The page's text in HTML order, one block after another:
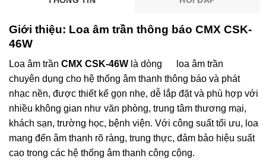
Giới thiệu: Loa âm trần thông báo CMX CSK-
46W
Loa âm trần CMX CSK-46W là dòng
loa âm trần
chuyên dụng cho hệ thống âm thanh thông báo và phát
nhạc nền, được thiết kế gọn nhẹ, dễ lắp đặt và phù hợp với
nhiều không gian như văn phòng, trung tâm thương mại,
khách sạn, trường học, bệnh viện. Với công suất tối ưu, loa
mang đến âm thanh rõ ràng, trung thực, đảm bảo hiệu suất
cao trong các hệ thống âm thanh công cộng.